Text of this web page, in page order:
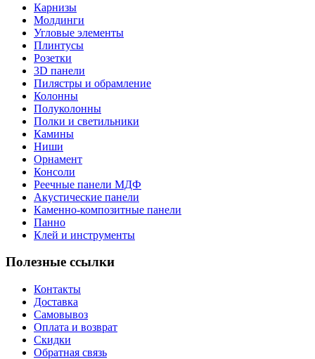
Карнизы
Молдинги
Угловые элементы
Плинтусы
Розетки
3D панели
Пилястры и обрамление
Колонны
Полуколонны
Полки и светильники
Камины
Ниши
Орнамент
Консоли
Реечные панели МДФ
Акустические панели
Каменно-композитные панели
Панно
Клей и инструменты
Полезные ссылки
Контакты
Доставка
Самовывоз
Оплата и возврат
Скидки
Обратная связь